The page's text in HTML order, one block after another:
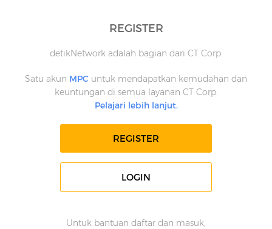
REGISTER
detikNetwork adalah bagian dari CT Corp.
Satu akun MPC untuk mendapatkan kemudahan dan
keuntungan di semua layanan CT Corp.
Pelajari lebih lanjut.
REGISTER
LOGIN
Untuk bantuan daftar dan masuk,